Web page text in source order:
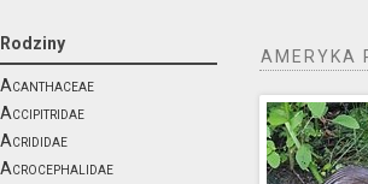
Rodziny
Acanthaceae
Accipitridae
Acrididae
Acrocephalidae
AMERYKA